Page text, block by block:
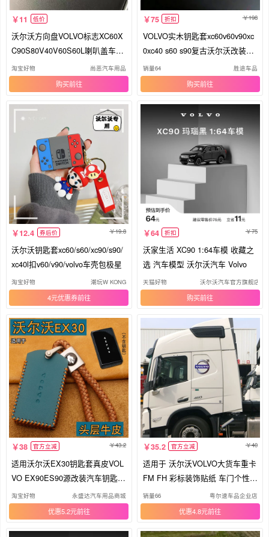
11 低价
沃尔沃方向盘VOLVO标志XC60X
C90S80V40V60S60L喇叭盖车标
标志贴标
淘宝好物 尚恶汽车用品
购买
75 折扣 198
VOLVO实木钥匙套xc60v60v90xc
0xc40 s60 s90复古沃尔沃改装替
换壳
销量64 胜途车品
购买
12.4 券后价 19.8
沃尔沃钥匙套xc60/s60/xc90/s90/
xc40l扣v60/v90/volvo车壳包极星
淘宝好物 潮玩W KONG
4元优惠券
64 折扣 75
沃家生活 XC90 1:64车模 收藏之
选 汽车模型 沃尔沃汽车 Volvo
天猫好物 沃尔沃汽车官方旗舰店
购买
38 官方立减 43.2
适用沃尔沃EX30钥匙套真皮VOL
VO EX90ES90源改装汽车钥匙保
护包扣
淘宝好物 永盛达汽车用品商城
优惠5.2元
35.2 官方立减 40
适用于 沃尔沃VOLVO大货车重卡
FM FH 彩标装饰贴纸 车门个性车
贴
销量66 粤尔速车品企业店
优惠4.8元